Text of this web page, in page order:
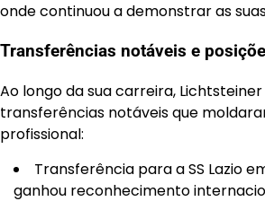
onde continuou a demonstrar as
Transferências notáveis e
Ao longo da sua carreira,
transferências notáveis que
profissional:
Transferência para a SS Lazio
ganhou reconhecimento